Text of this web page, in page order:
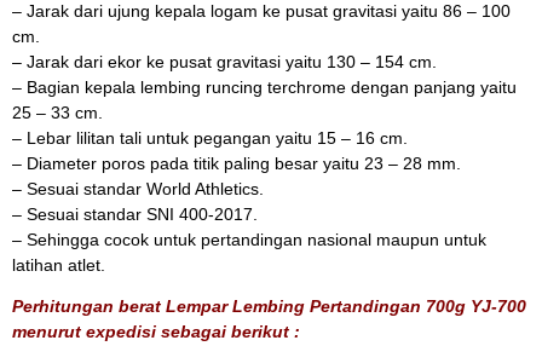
– Jarak dari ujung kepala logam ke pusat gravitasi yaitu 86 – 100
cm.
– Jarak dari ekor ke pusat gravitasi yaitu 130 – 154 cm.
– Bagian kepala lembing runcing terchrome dengan panjang yaitu
25 – 33 cm.
– Lebar lilitan tali untuk pegangan yaitu 15 – 16 cm.
– Diameter poros pada titik paling besar yaitu 23 – 28 mm.
– Sesuai standar World Athletics.
– Sesuai standar SNI 400-2017.
– Sehingga cocok untuk pertandingan nasional maupun untuk
latihan atlet.
Perhitungan berat Lempar Lembing Pertandingan 700g YJ-700
menurut expedisi sebagai berikut :